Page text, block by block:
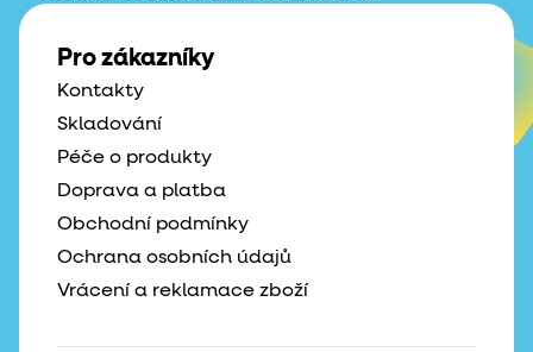
Pro zákazníky
Kontakty
Skladování
Péče o produkty
Doprava a platba
Obchodní podmínky
Ochrana osobních údajů
Vrácení a reklamace zboží